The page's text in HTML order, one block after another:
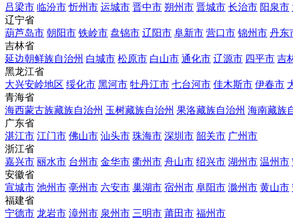
吕梁市 临汾市 忻州市 运城市 晋中市 朔州市 晋城市 长治市 阳泉市
辽宁省
葫芦岛市 朝阳市 铁岭市 盘锦市 辽阳市 阜新市 营口市 锦州市 丹东
吉林省
延边朝鲜族自治州 白城市 松原市 白山市 通化市 辽源市 四平市 吉
黑龙江省
大兴安岭地区 绥化市 黑河市 牡丹江市 七台河市 佳木斯市 伊春市
青海省
海西蒙古族藏族自治州 玉树藏族自治州 果洛藏族自治州 海南藏族
广东省
湛江市 江门市 佛山市 汕头市 珠海市 深圳市 韶关市 广州市
浙江省
嘉兴市 丽水市 台州市 金华市 衢州市 舟山市 绍兴市 湖州市 温州市
安徽省
宣城市 池州市 亳州市 六安市 巢湖市 宿州市 阜阳市 滁州市 黄山市
福建省
宁德市 龙岩市 漳州市 泉州市 三明市 莆田市 福州市